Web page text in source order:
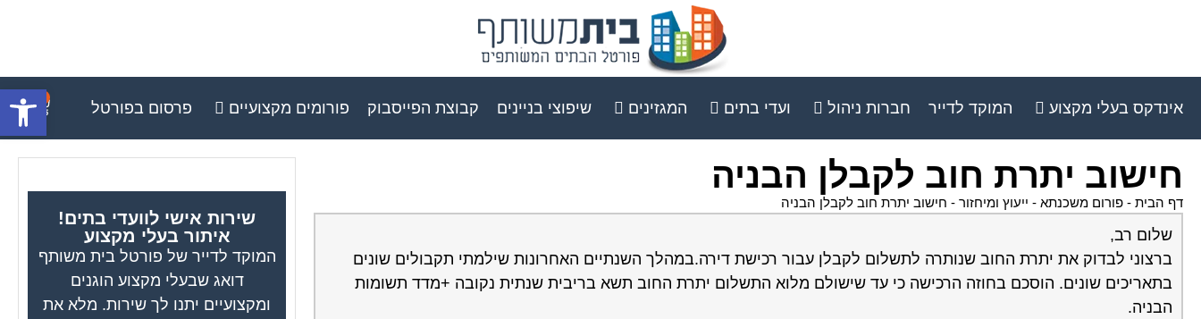
פתח אינדקס בעלי מקצוע המוקד לדייר חברות ניהול ועדי בתים המגזינים שיפוצי בניינים קבוצת הפייסבוק פורומים מקצועיים פרסום בפורטל
חישוב יתרת חוב לקבלן הבניה
דף הבית - פורום משכנתא - ייעוץ ומיחזור - חישוב יתרת חוב לקבלן הבניה
שלום רב,
ברצוני לבדוק את יתרת החוב שנותרה לתשלום לקבלן עבור רכישת דירה.במהלך השנתיים האחרונות שילמתי תקבולים שונים
בתאריכים שונים. הוסכם בחוזה הרכישה כי עד שישולם מלוא התשלום יתרת החוב תשא בריבית שנתית נקובה +מדד תשומות
הבניה.
שירות אישי לוועדי בתים!
איתור בעלי מקצוע
המוקד לדייר של פורטל בית משותף
דואג שבעלי מקצוע הוגנים
ומקצועיים יתנו לך שירות. מלא את